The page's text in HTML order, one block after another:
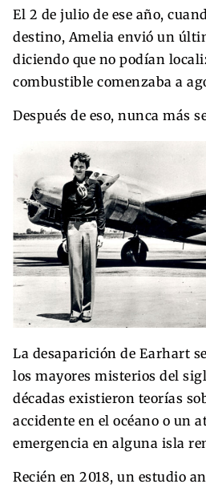
El 2 de julio de ese año,
destino, Amelia envió un
diciendo que no podían
combustible comenzaba a
Después de eso, nunca más
La desaparición de Earhart
los mayores misterios del
décadas existieron teorías
accidente en el océano o un
emergencia en alguna isla
Recién en 2018, un estudio